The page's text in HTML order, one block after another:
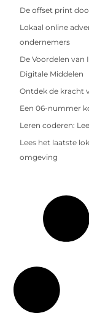
De offset print
Lokaal online
ondernemers
De Voordelen
Digitale Middelen
Ontdek de kracht
Een 06-nummer
Leren coderen:
Lees het laatste
omgeving